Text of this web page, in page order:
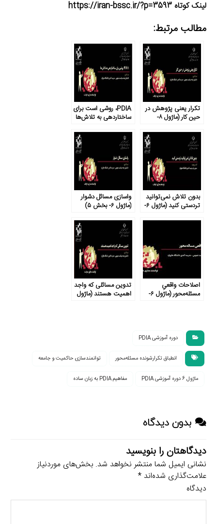
لینک کوتاه https://iran-bssc.ir/?p=3593
مطالب مرتبط:
تکرار یعنی پژوهش در
حین کار (ماژول ۸-
PDIA، روشی است برای
ساختاردهی به تلاش‌ها
بدون تلاش نمی‌توانید
تردستی کنید (ماژول ۶-
واسازی مسائل دشوار
(ماژول ۶- بخش ۵)
اصلاحات واقعیِ
مسئله‌محور (ماژول ۶-
تدوین مسائلی که واجد
اهمیت هستند (ماژول
دوره آموزشی PDIA
انطباق تکرارشونده مسئله‌محور توانمندسازی حاکمیت و جامعه
ماژول 6 دوره آموزشی PDIA مفاهیم PDIA به زبان ساده
بدون دیدگاه
دیدگاهتان را بنویسید
نشانی ایمیل شما منتشر نخواهد شد. بخش‌های موردنیاز
علامت‌گذاری شده‌اند*
دیدگاه